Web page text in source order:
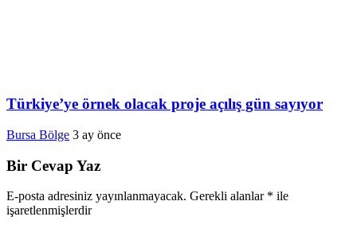
Türkiye’ye örnek olacak proje açılış gün sayıyor
Bursa Bölge 3 ay önce
Bir Cevap Yaz
E-posta adresiniz yayınlanmayacak. Gerekli alanlar * ile
işaretlenmişlerdir